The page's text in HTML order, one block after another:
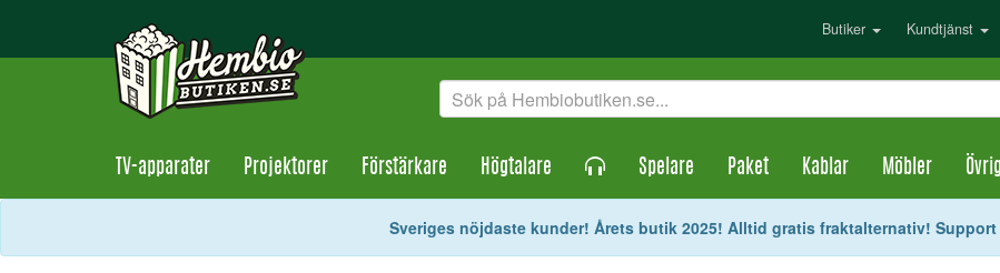
Butiker Kundtjänst
TV-apparater Projektorer Förstärkare Högtalare Spelare Paket Kablar Möbler
Sveriges nöjdaste kunder! Årets butik 2025! Alltid gratis fraktalternativ!